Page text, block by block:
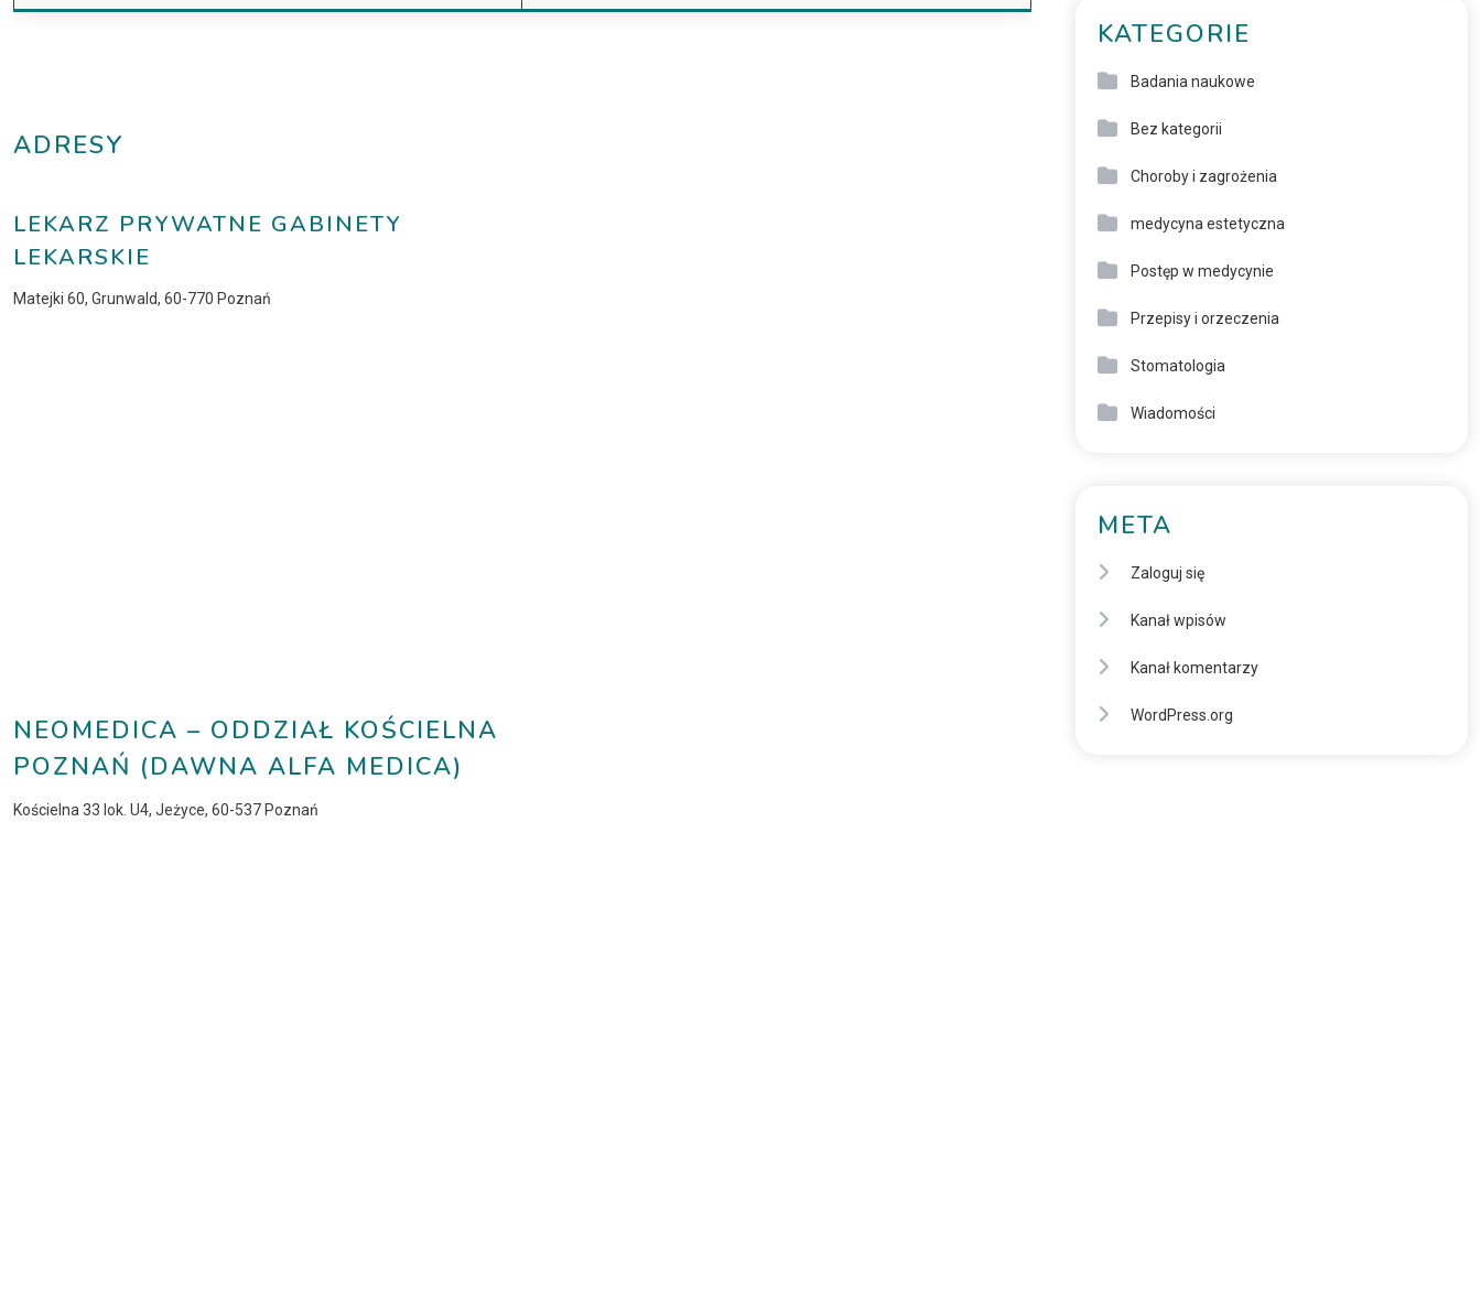
ADRESY
LEKARZ PRYWATNE GABINETY
LEKARSKIE
Matejki 60, Grunwald, 60-770 Poznań
NEOMEDICA – ODDZIAŁ KOŚCIELNA
POZNAŃ (DAWNA ALFA MEDICA)
Kościelna 33 lok. U4, Jeżyce, 60-537 Poznań
KATEGORIE
Badania naukowe
Bez kategorii
Choroby i zagrożenia
medycyna estetyczna
Postęp w medycynie
Przepisy i orzeczenia
Stomatologia
Wiadomości
META
Zaloguj się
Kanał wpisów
Kanał komentarzy
WordPress.org